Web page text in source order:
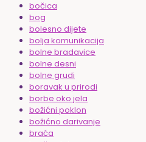
bočica
bog
bolesno dijete
bolja komunikacija
bolne bradavice
bolne desni
bolne grudi
boravak u prirodi
borbe oko jela
božićni poklon
božićno darivanje
braća